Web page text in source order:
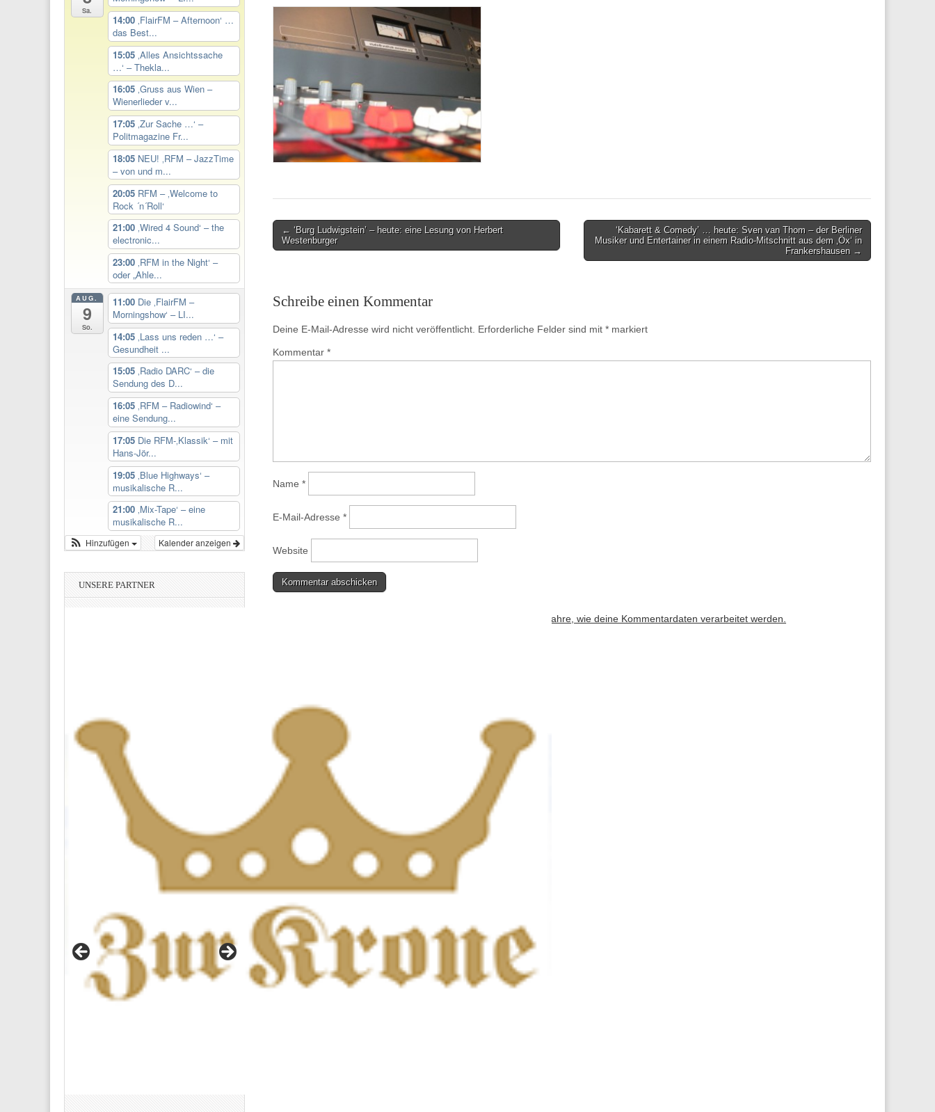
Post
navigation
← ‘Burg Ludwigstein’ – heute: eine Lesung von Herbert
Westenburger
‘Kabarett & Comedy’ … heute: Sven van Thom – der Berliner
Musiker und Entertainer in einem Radio-Mitschnitt aus dem ‚Öx‘ in
Frankershausen →
Schreibe einen Kommentar
Deine E-Mail-Adresse wird nicht veröffentlicht. Erforderliche Felder sind mit * markiert
Kommentar *
Name *
E-Mail-Adresse *
Website
Erfahre, wie deine Kommentardaten verarbeitet werden.
Sa.
14:00 ‚FlairFM – Afternoon‘ …
das Best...
15:05 ‚Alles Ansichtssache
…‘ – Thekla...
16:05 ‚Gruss aus Wien –
Wienerlieder v...
17:05 ‚Zur Sache …‘ –
Politmagazine Fr...
18:05 NEU! ‚RFM – JazzTime
– von und m...
20:05 RFM – ‚Welcome to
Rock ´n´Roll‘
21:00 ‚Wired 4 Sound‘ – the
electronic...
23:00 ‚RFM in the Night‘ –
oder „Ahle...
AUG.
9
So.
11:00 Die ‚FlairFM –
Morningshow‘ – LI...
14:05 ‚Lass uns reden …‘ –
Gesundheit ...
15:05 ‚Radio DARC‘ – die
Sendung des D...
16:05 ‚RFM – Radiowind‘ –
eine Sendung...
17:05 Die RFM-‚Klassik‘ – mit
Hans-Jör...
19:05 ‚Blue Highways‘ –
musikalische R...
21:00 ‚Mix-Tape‘ – eine
musikalische R...
Kalender anzeigen
Hinzufügen
UNSERE PARTNER